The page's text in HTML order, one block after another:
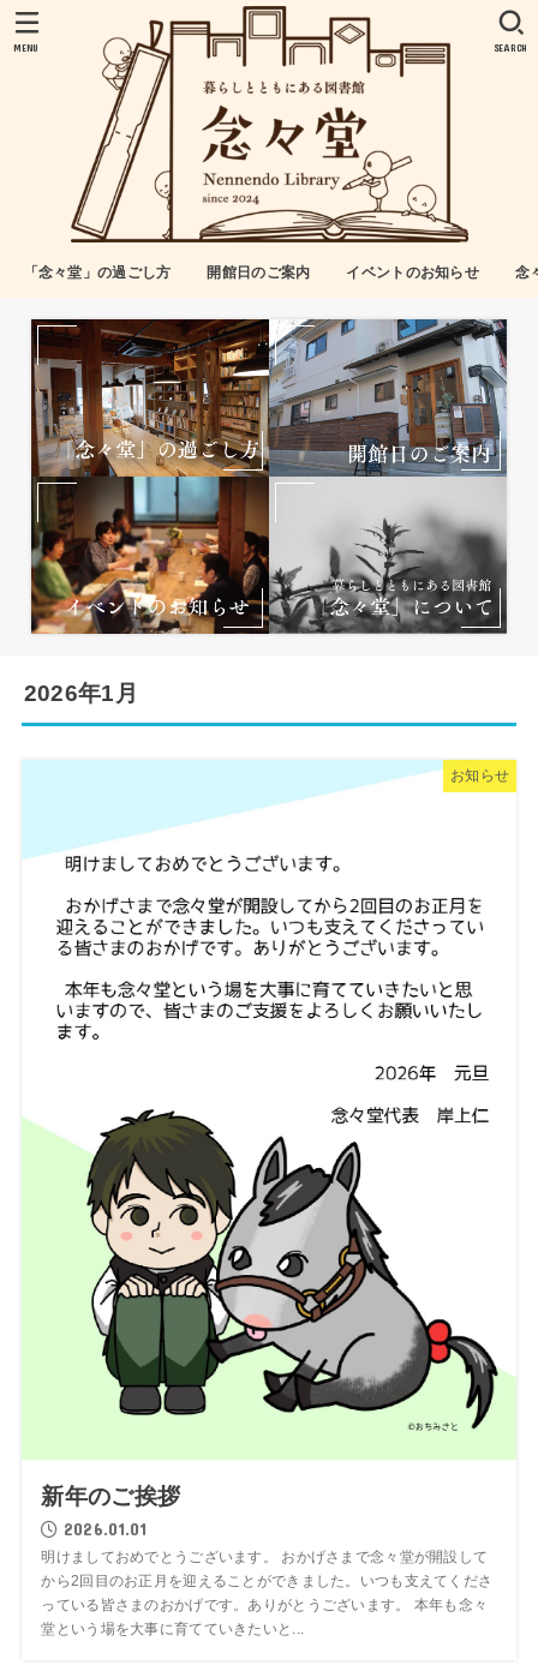
「念々堂」の過ごし方 開館日のご案内 イベントのお知らせ 念
SEARCH
MENU
2026年1月
お知らせ
新年のご挨拶
2026.01.01
明けましておめでとうございます。 おかげさまで念々堂が開設して
から2回目のお正月を迎えることができました。いつも支えてくださ
っている皆さまのおかげです。ありがとうございます。 本年も念々
堂という場を大事に育てていきたいと...